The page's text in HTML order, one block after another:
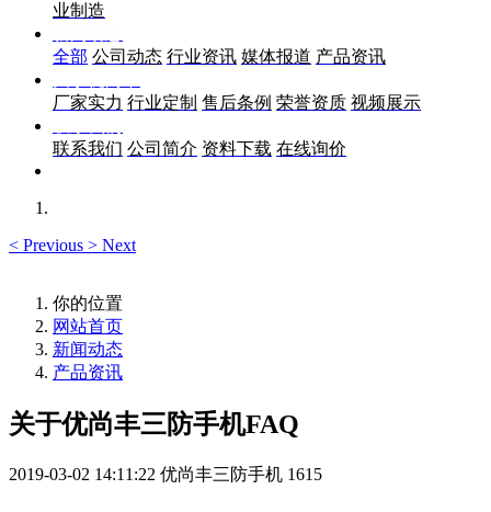
业制造
全部 公司动态 行业资讯 媒体报道 产品资讯
厂家实力 行业定制 售后条例 荣誉资质 视频展示
联系我们 公司简介 资料下载 在线询价
< Previous > Next
你的位置
网站首页
新闻动态
产品资讯
关于优尚丰三防手机FAQ
2019-03-02 14:11:22 优尚丰三防手机 1615